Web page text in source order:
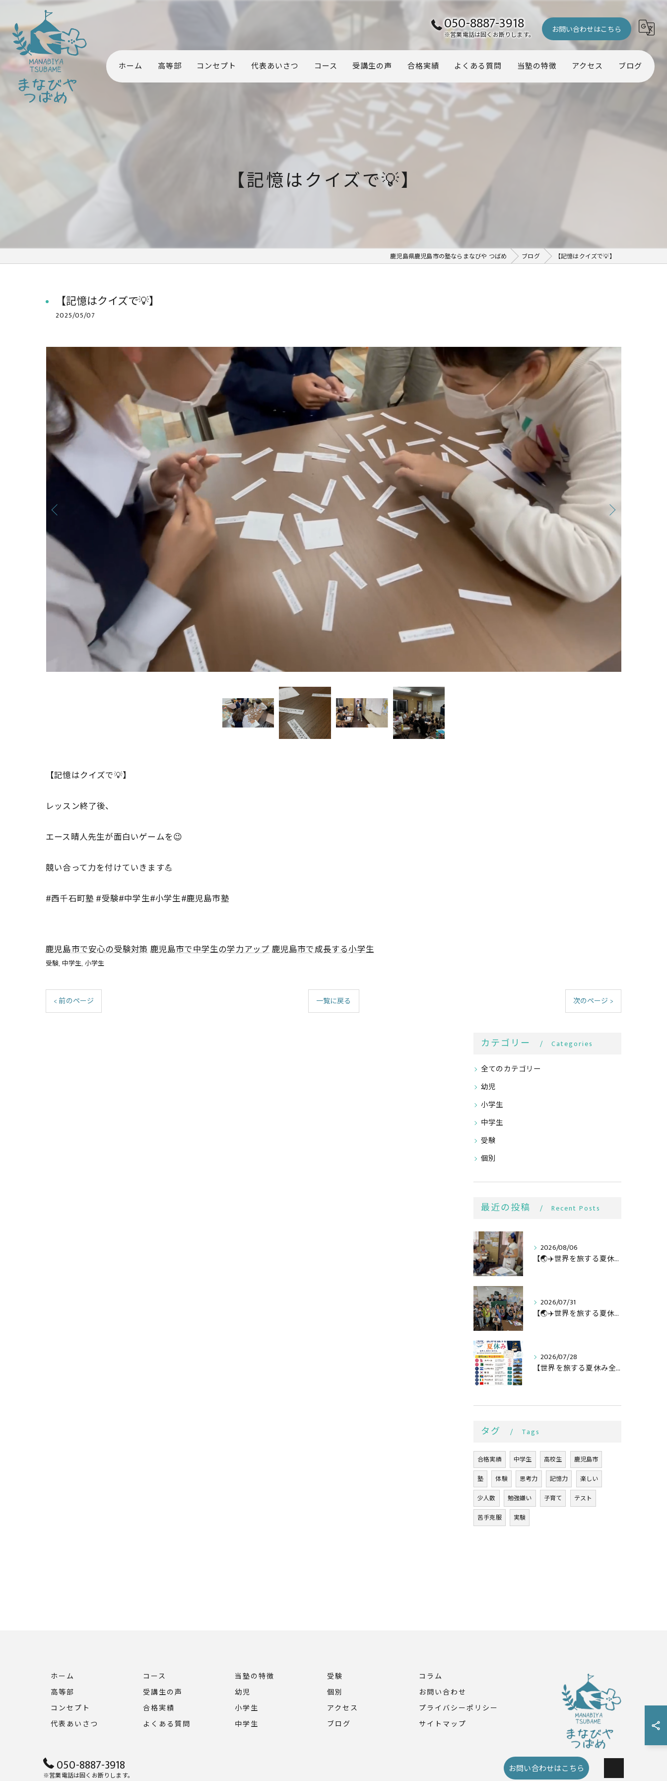
050-8887-3918
※営業電話は固くお断りします。 お問い合わせはこちら
ホーム 高等部 コンセプト 代表あいさつ コース 受講生の声 合格実績 よくある質問 当塾の特徴
幼児
アクセス ブログ
【記憶はクイズで💡】
鹿児島県鹿児島市の塾ならまなびや つばめ ブログ 【記憶はクイズで💡】
【記憶はクイズで💡】
2025/05/07
【記憶はクイズで💡】
レッスン終了後、
エース晴人先生が面白いゲームを😉
競い合って力を付けていきます💪
#西千石町塾 #受験#中学生#小学生#鹿児島市塾
鹿児島市で安心の受験対策鹿児島市で中学生の学力アップ鹿児島市で成長する小学生
受験 中学生 小学生
< 前のページ 一覧に戻る 次のページ >
カテゴリー Categories
全てのカテゴリー
幼児
小学生
中学生
受験
個別
最近の投稿 Recent Posts
2026/08/06
【🌏✈️世界を旅する夏休み第3弾】
2026/07/31
【🌏✈️世界を旅する夏休み第二弾】
2026/07/28
【世界を旅する夏休み全行程🌏✈️】
タグ Tags
合格実績 中学生 高校生
鹿児島市
塾
体験 思考力 記憶力
楽しい
少人数
勉強嫌い 子育て
テスト
苦手克服
実験
050-8887-3918
※営業電話は固くお断りします。
お問い合わせはこちら
ホーム
高等部
コンセプト
代表あいさつ
コース
受講生の声
合格実績
よくある質問
当塾の特徴
幼児
小学生
中学生
受験
個別
アクセス
ブログ
コラム
お問い合わせ
プライバシーポリシー
サイトマップ